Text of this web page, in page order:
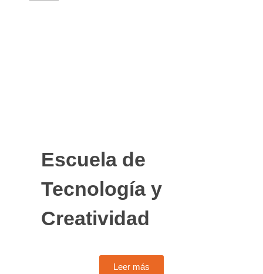
Escuela de
Tecnología y
Creatividad
Leer más